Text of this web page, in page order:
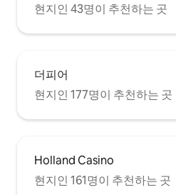
현지인 43명이 추천하는 곳
더피어
현지인 177명이 추천하는 곳
Holland Casino
현지인 161명이 추천하는 곳